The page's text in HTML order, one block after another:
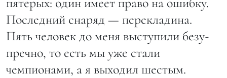
Последний снаряд — перекладина.
Пять человек до меня выступили безу-
пречно, то есть мы уже стали
чемпионами, а я выходил шестым.